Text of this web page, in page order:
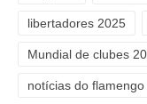
libertadores 2025
Mundial de clubes
notícias do flamengo